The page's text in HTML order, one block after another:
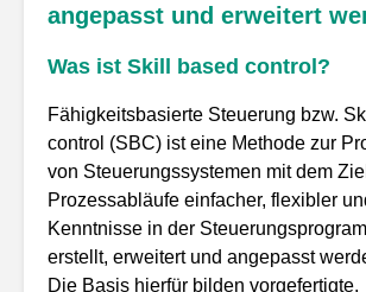
angepasst und erweitert
Was ist Skill based control?
Fähigkeitsbasierte Steuerung bzw.
control (SBC) ist eine Methode zur
von Steuerungssystemen mit dem
Prozessabläufe einfacher, flexibler
Kenntnisse in der
erstellt, erweitert und angepasst
Die Basis hierfür bilden vorgefertigte,